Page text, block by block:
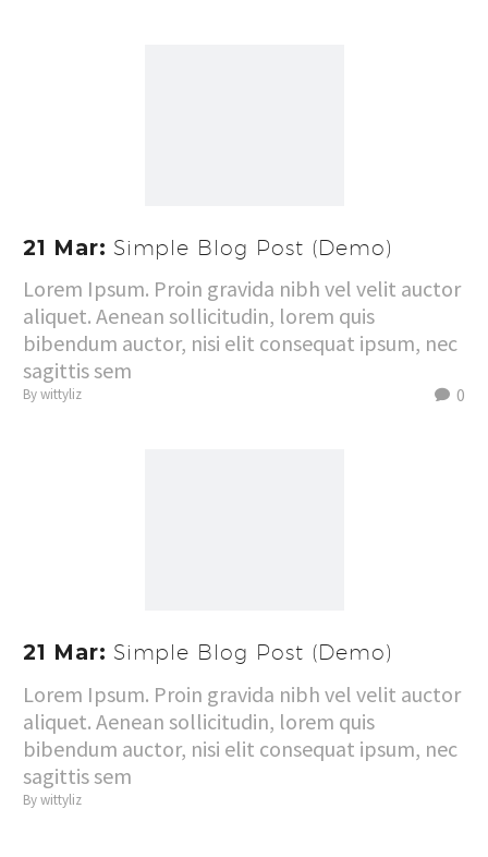
21 Mar: Simple Blog Post (Demo)
Lorem Ipsum. Proin gravida nibh vel velit auctor
aliquet. Aenean sollicitudin, lorem quis
bibendum auctor, nisi elit consequat ipsum, nec
sagittis sem
0
By wittyliz
21 Mar: Simple Blog Post (Demo)
Lorem Ipsum. Proin gravida nibh vel velit auctor
aliquet. Aenean sollicitudin, lorem quis
bibendum auctor, nisi elit consequat ipsum, nec
sagittis sem
By wittyliz